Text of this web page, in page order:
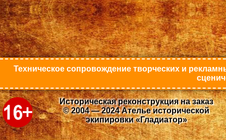
Техническое сопровождение творческих и
Историческая реконструкция на заказ
© 2004 — 2024 Ателье исторической
экипировки «Гладиатор»